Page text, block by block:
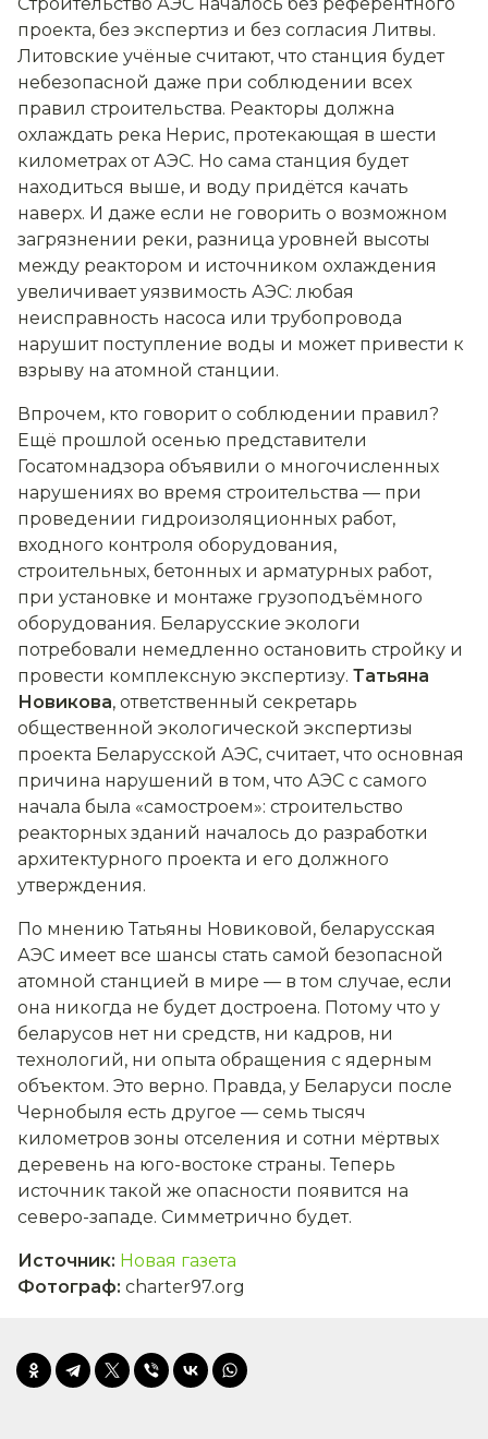
проекта, без экспертиз и без согласия Литвы.
Литовские учёные считают, что станция будет
небезопасной даже при соблюдении всех
правил строительства. Реакторы должна
охлаждать река Нерис, протекающая в шести
километрах от АЭС. Но сама станция будет
находиться выше, и воду придётся качать
наверх. И даже если не говорить о возможном
загрязнении реки, разница уровней высоты
между реактором и источником охлаждения
увеличивает уязвимость АЭС: любая
неисправность насоса или трубопровода
нарушит поступление воды и может привести к
взрыву на атомной станции.
Впрочем, кто говорит о соблюдении правил?
Ещё прошлой осенью представители
Госатомнадзора объявили о многочисленных
нарушениях во время строительства — при
проведении гидроизоляционных работ,
входного контроля оборудования,
строительных, бетонных и арматурных работ,
при установке и монтаже грузоподъёмного
оборудования. Беларусские экологи
потребовали немедленно остановить стройку и
провести комплексную экспертизу. Татьяна
Новикова, ответственный секретарь
общественной экологической экспертизы
проекта Беларусской АЭС, считает, что основная
причина нарушений в том, что АЭС с самого
начала была «самостроем»: строительство
реакторных зданий началось до разработки
архитектурного проекта и его должного
утверждения.
По мнению Татьяны Новиковой, беларусская
АЭС имеет все шансы стать самой безопасной
атомной станцией в мире — в том случае, если
она никогда не будет достроена. Потому что у
беларусов нет ни средств, ни кадров, ни
технологий, ни опыта обращения с ядерным
объектом. Это верно. Правда, у Беларуси после
Чернобыля есть другое — семь тысяч
километров зоны отселения и сотни мёртвых
деревень на юго-востоке страны. Теперь
источник такой же опасности появится на
северо-западе. Симметрично будет.
Источник: Новая газета
Фотограф: charter97.org